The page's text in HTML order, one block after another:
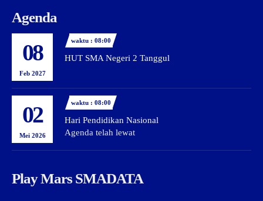
Agenda
08
Feb 2027
waktu : 08:00
HUT SMA Negeri 2 Tanggul
02
Mei 2026
waktu : 08:00
Hari Pendidikan Nasional
Agenda telah lewat
Play Mars SMADATA